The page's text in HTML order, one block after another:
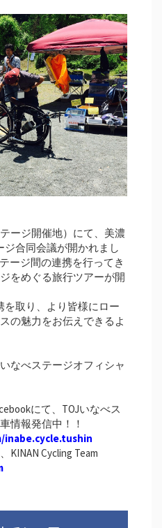
ージ開催地）にて、美濃
合同会議が開かれまし
ージ間の連携を行ってき
をめぐる旅行ツアーが開
を取り、より皆様にロー
の魅力をお伝えできるよ
なべステージオフィシャ
にて、TOJいなべス
情報発信中！！
Cycling Team